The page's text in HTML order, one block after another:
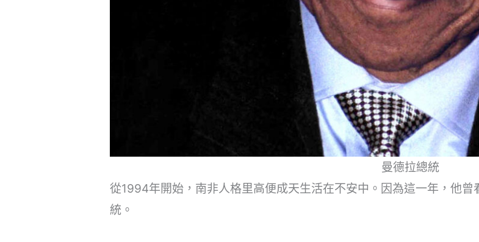
曼德拉總統
從1994年開始，南非人格里高便成天生活在不安中。因為這一年，他
統。